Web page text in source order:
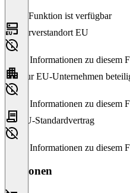
Diese Funktion ist verfügbar
Serverstandort EU
Keine Informationen zu diesem
Nur EU-Unternehmen
Keine Informationen zu diesem
EU-Standardvertrag
Keine Informationen zu diesem
Versionen